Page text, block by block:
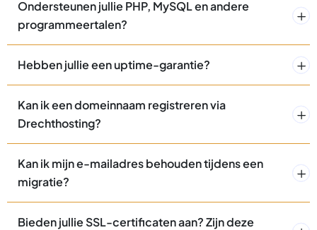
Ondersteunen jullie PHP, MySQL en andere
programmeertalen?
Hebben jullie een uptime-garantie?
Kan ik een domeinnaam registreren via
Drechthosting?
Kan ik mijn e-mailadres behouden tijdens een
migratie?
Bieden jullie SSL-certificaten aan? Zijn deze